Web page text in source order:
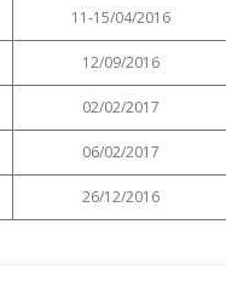
11-15/04/2016
12/09/2016
02/02/2017
06/02/2017
26/12/2016